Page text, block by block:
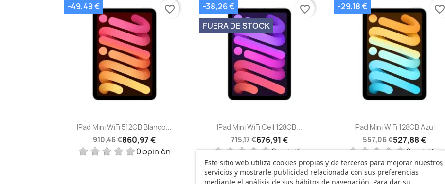
Vista rápida
IPad Mini WiFi 512GB Blanco...
910,46 €860,97 €
0 opinión
-49,49 € favorite_border
Vista rápida
IPad Mini WiFi Cell 128GB...
715,17 €676,91 €
0 opinión
-38,26 €
FUERA DE STOCK
favorite_border
Vista rápida
IPad Mini WiFi 128GB Azul
557,06 €527,88 €
0 opinión
-29,18 € favorite_border
Este sitio web utiliza cookies propias y de terceros para mejorar nuestros
servicios y mostrarle publicidad relacionada con sus preferencias
mediante el análisis de sus hábitos de navegación. Para dar su